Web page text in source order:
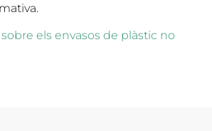
els envasos de plàstic no